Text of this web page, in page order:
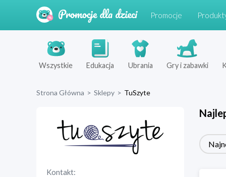
Promocje
Wszystkie Edukacja Ubrania Gry i zabawki
Strona Główna > Sklepy > TuSzyte
Kontakt: